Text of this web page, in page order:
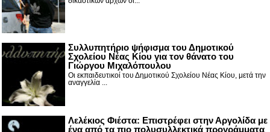
Συλλυπητήριο ψήφισμα του Δημοτικού
Σχολείου Νέας Κίου για τον θάνατο του
Γιώργου Μιχαλόπουλου
Οι εκπαιδευτικοί του Δημοτικού Σχολείου Νέας Κίου, μετά την
αναγγελία ...
Λελέκιος Φιέστα: Επιστρέφει στην Αργολίδα με
ένα από τα πιο πολυσυλλεκτικά προγράμματα